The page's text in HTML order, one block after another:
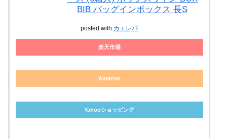
BIB バッグインボックス 長S
posted with カエレバ
楽天市場
Amazon
Yahooショッピング